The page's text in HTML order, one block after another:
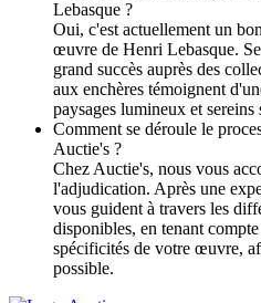
Lebasque ?
Oui, c'est actuellement un
œuvre de Henri Lebasque.
grand succès auprès des
aux enchères témoignent
paysages lumineux et
Comment se déroule le
Auctie's ?
Chez Auctie's, nous vous
l'adjudication. Après une
vous guident à travers les
disponibles, en tenant
spécificités de votre œuvre,
possible.